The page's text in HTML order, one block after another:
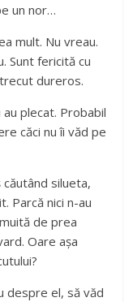
un nor…
mult. Nu vreau.
Sunt fericită cu
dureros.
plecat. Probabil
căci nu îi văd pe
căutând silueta,
Parcă nici n-au
de prea
Oare așa
despre el, să văd